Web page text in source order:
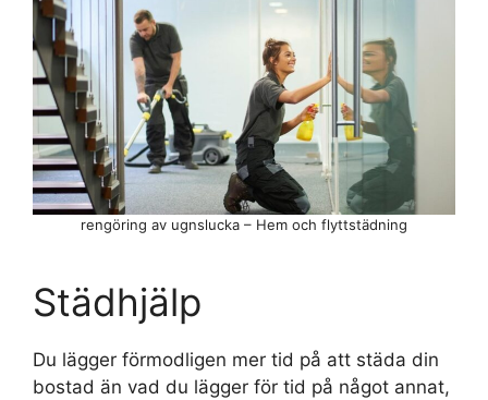
Städhjälp
Du lägger förmodligen mer tid på att städa din
bostad än vad du lägger för tid på något annat,
rengöring av ugnslucka – Hem och flyttstädning